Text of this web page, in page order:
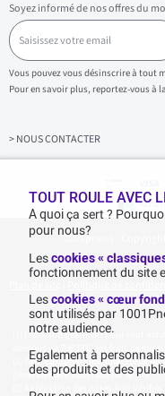
Soyez informé de nos offres du
S
a
i
s
i
s
z
v
Vous pouvez vous désinscrire à tout
Pour en savoir plus, reportez-vous à la
> NOUS CONTACTER
1001pneus - Copyright
Livraison gratuite : pour tout
dessous de 70€ TTC, les frais de
Tarif catalogue manufacturier
généralement constaté sur le site.
Agrégation des notes Avis
TOUT ROULE AVEC
A quoi ça sert ?
pour nous?
Lescookies «
fonctionnement du site
Lescookies « cœur
sont utilisés par
notre audience.
Egalement à
des produits et des